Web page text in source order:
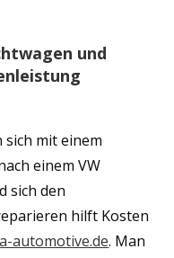
und
sich mit einem
einem VW
sich den
hilft Kosten
automotive.de. Man